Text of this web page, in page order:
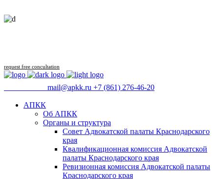
request free concultation
mail@apkk.ru +7 (861) 276-46-20
АПКК
Об АПКК
Органы и структура
Совет Адвокатской палаты Краснодарского
края
Квалификационная комиссия Адвокатской
палаты Краснодарского края
Ревизионная комиссия Адвокатской палаты
Краснодарского края